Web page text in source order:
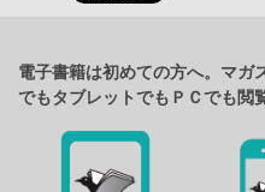
電子書籍は初めての方へ。マガ
でもタブレットでもＰＣでも閲